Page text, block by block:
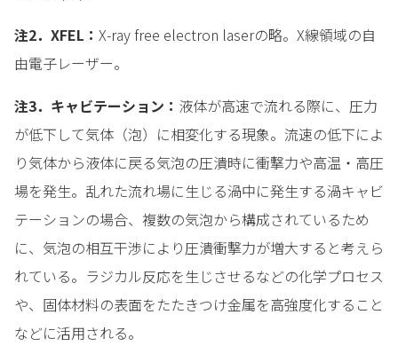
注2．XFEL： X-ray free electron laserの略。X線領域の自
由電子レーザー。
注3．キャビテーション： 液体が高速で流れる際に、圧力
が低下して気体（泡）に相変化する現象。流速の低下によ
り気体から液体に戻る気泡の圧潰時に衝撃力や高温・高圧
場を発生。乱れた流れ場に生じる渦中に発生する渦キャビ
テーションの場合、複数の気泡から構成されているため
に、気泡の相互干渉により圧潰衝撃力が増大すると考えら
れている。ラジカル反応を生じさせるなどの化学プロセス
や、固体材料の表面をたたきつけ金属を高強度化すること
などに活用される。